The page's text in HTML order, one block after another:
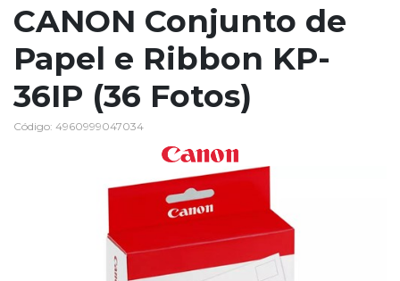
CANON Conjunto de
Papel e Ribbon KP-
36IP (36 Fotos)
Código: 4960999047034